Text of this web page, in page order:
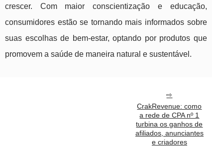
crescer. Com maior conscientização e educação,
consumidores estão se tornando mais informados sobre
suas escolhas de bem-estar, optando por produtos que
promovem a saúde de maneira natural e sustentável.
CrakRevenue: como
a rede de CPA nº 1
turbina os ganhos de
afiliados, anunciantes
e criadores